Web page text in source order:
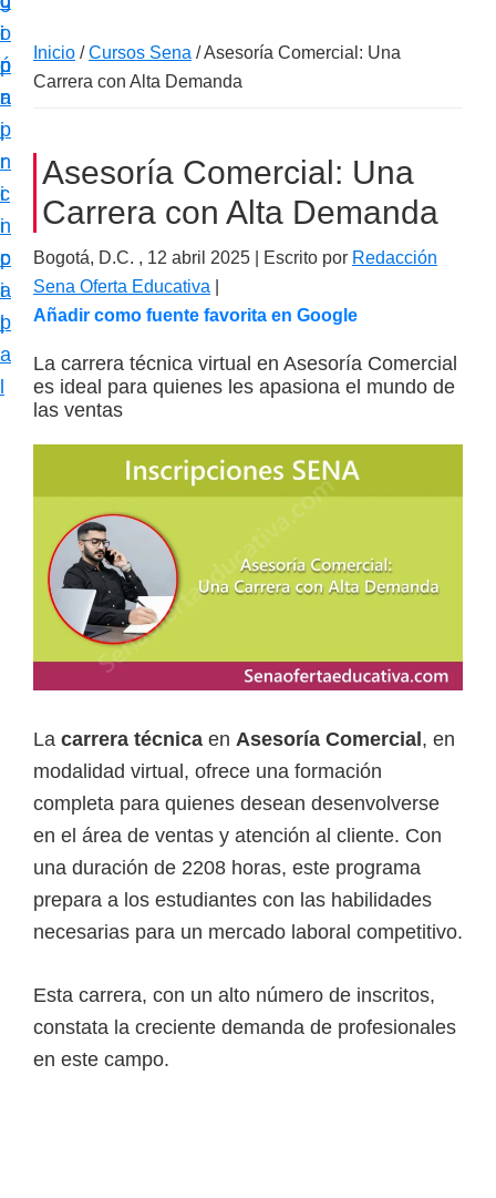
i
ó
n
p
r
i
n
c
i
p
a
o
p
r
i
n
c
i
p
a
l
i
n
a
a
c
n
e
s
p
e
i
a
z
b
e
c
u
r
s
o
s
i
r
t
Inicio / Cursos Sena /Asesoría Comercial: Una
Carrera con Alta Demanda
Asesoría Comercial: Una
Carrera con Alta Demanda
Bogotá, D.C. , 12 abril 2025 | Escrito por Redacción
Sena Oferta Educativa
Añadir como fuente favorita en Google
La carrera técnica virtual en Asesoría Comercial
es ideal para quienes les apasiona el mundo de
las ventas
La carrera técnica en Asesoría Comercial , en
modalidad virtual, ofrece una formación
completa para quienes desean desenvolverse
en el área de ventas y atención al cliente. Con
una duración de 2208 horas, este programa
prepara a los estudiantes con las habilidades
necesarias para un mercado laboral competitivo.
Esta carrera, con un alto número de inscritos,
constata la creciente demanda de profesionales
en este campo.